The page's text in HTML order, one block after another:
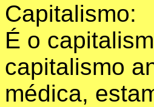
Capitalismo:
É o
capitalismo
médica,